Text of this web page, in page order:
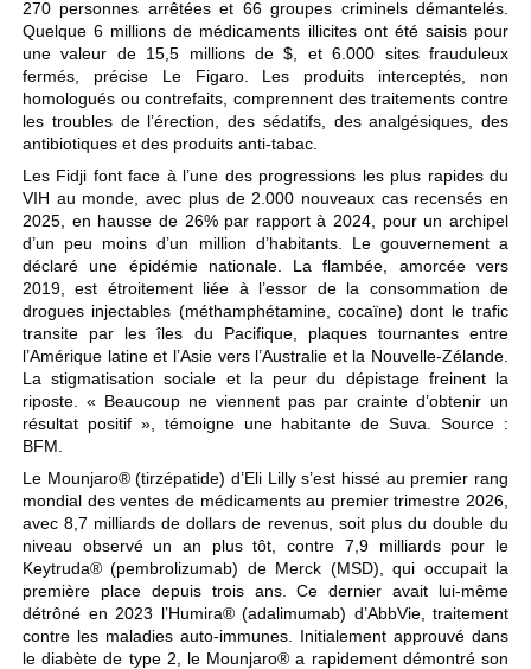
270 personnes arrêtées et 66 groupes criminels démantelés.
Quelque 6 millions de médicaments illicites ont été saisis pour
une valeur de 15,5 millions de $, et 6.000 sites frauduleux
fermés, précise Le Figaro. Les produits interceptés, non
homologués ou contrefaits, comprennent des traitements contre
les troubles de l’érection, des sédatifs, des analgésiques, des
antibiotiques et des produits anti-tabac.
Les Fidji font face à l’une des progressions les plus rapides du
VIH au monde, avec plus de 2.000 nouveaux cas recensés en
2025, en hausse de 26% par rapport à 2024, pour un archipel
d’un peu moins d’un million d’habitants. Le gouvernement a
déclaré une épidémie nationale. La flambée, amorcée vers
2019, est étroitement liée à l’essor de la consommation de
drogues injectables (méthamphétamine, cocaïne) dont le trafic
transite par les îles du Pacifique, plaques tournantes entre
l’Amérique latine et l’Asie vers l’Australie et la Nouvelle-Zélande.
La stigmatisation sociale et la peur du dépistage freinent la
riposte. « Beaucoup ne viennent pas par crainte d’obtenir un
résultat positif », témoigne une habitante de Suva. Source :
BFM.
Le Mounjaro® (tirzépatide) d’Eli Lilly s’est hissé au premier rang
mondial des ventes de médicaments au premier trimestre 2026,
avec 8,7 milliards de dollars de revenus, soit plus du double du
niveau observé un an plus tôt, contre 7,9 milliards pour le
Keytruda® (pembrolizumab) de Merck (MSD), qui occupait la
première place depuis trois ans. Ce dernier avait lui-même
détrôné en 2023 l’Humira® (adalimumab) d’AbbVie, traitement
contre les maladies auto-immunes. Initialement approuvé dans
le diabète de type 2, le Mounjaro® a rapidement démontré son